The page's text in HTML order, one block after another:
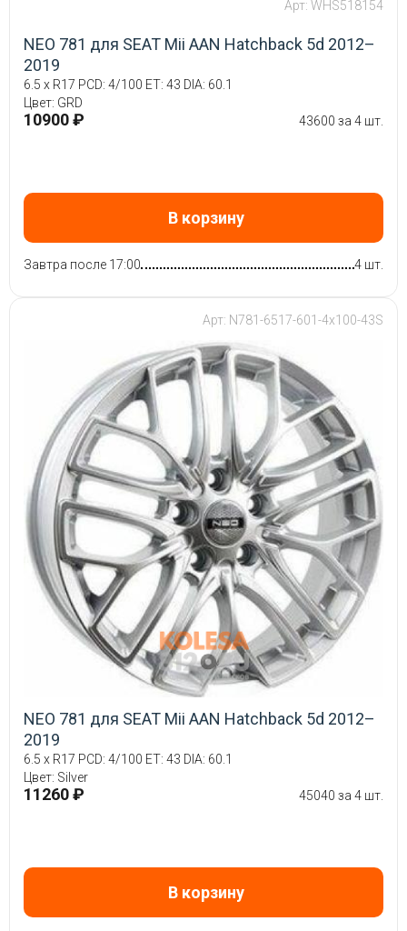
Арт: WHS518154
NEO 781 для SEAT Mii AAN Hatchback 5d 2012–
2019
6.5 x R17 PCD: 4/100 ET: 43 DIA: 60.1
Цвет: GRD
10900 ₽ 43600 за 4 шт.
В корзину
Завтра после 17:00 4 шт.
Арт: N781-6517-601-4x100-43S
NEO 781 для SEAT Mii AAN Hatchback 5d 2012–
2019
6.5 x R17 PCD: 4/100 ET: 43 DIA: 60.1
Цвет: Silver
11260 ₽ 45040 за 4 шт.
В корзину